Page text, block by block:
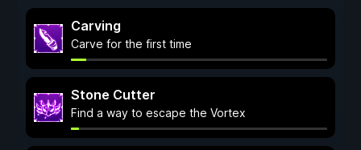
Carving
Carve for the first time
Stone Cutter
Find a way to escape the Vortex